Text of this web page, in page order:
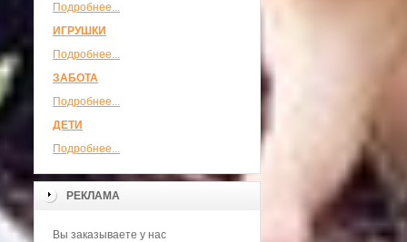
Подробнее...
ИГРУШКИ
Подробнее...
ЗАБОТА
Подробнее...
ДЕТИ
Подробнее...
РЕКЛАМА
Вы заказываете у нас